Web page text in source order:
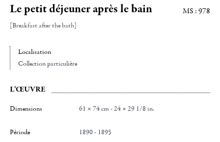
Le petit déjeuner après le bain
[Breakfast after the bath]
MS : 978
Localisation
Collection particulière
L'ŒUVRE
Dimensions 61 × 74 cm - 24 × 29 1/8 in.
Période 1890 - 1895